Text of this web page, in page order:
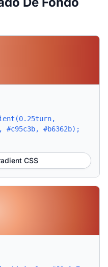
#c95c3b, #b6362b);
CSS